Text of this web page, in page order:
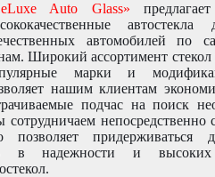
Auto Glass»
автомобилей по
Широкий ассортимент стекол
марки и
нашим клиентам
подчас на поиск
непосредственно
позволяет
в надежности и высоких